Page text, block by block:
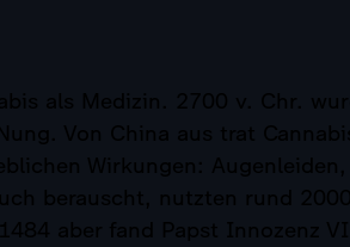
als Medizin. 2700 v. Chr.
Von China aus trat
Wirkungen:
berauscht, nutzten rund
aber fand Papst Innozenz